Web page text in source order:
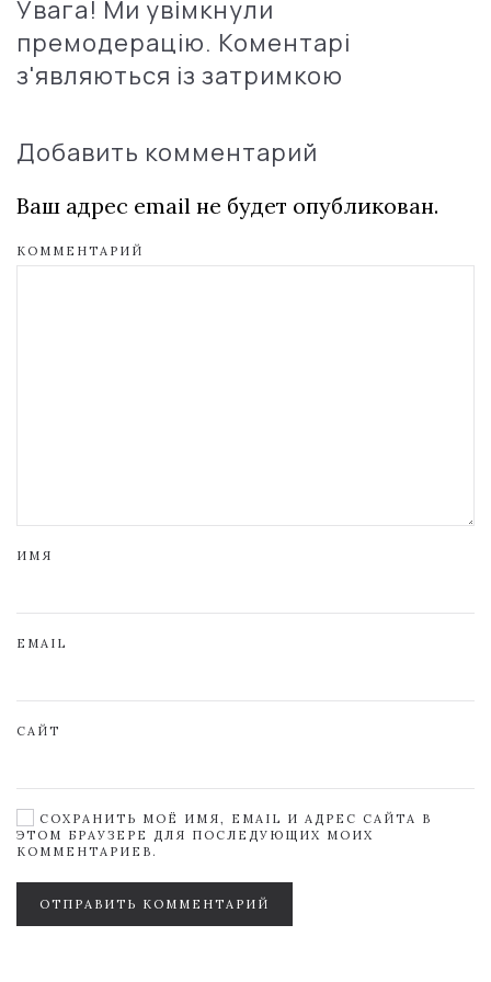
Увага! Ми увімкнули
премодерацію. Коментарі
з'являються із затримкою
Добавить комментарий
Ваш адрес email не будет опубликован.
КОММЕНТАРИЙ
ИМЯ
EMAIL
САЙТ
СОХРАНИТЬ МОЁ ИМЯ, EMAIL И АДРЕС САЙТА В
ЭТОМ БРАУЗЕРЕ ДЛЯ ПОСЛЕДУЮЩИХ МОИХ
КОММЕНТАРИЕВ.
ОТПРАВИТЬ КОММЕНТАРИЙ